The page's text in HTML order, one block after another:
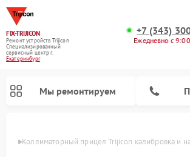
FIX-TRIJICON
Ремонт устройств Trijicon
Специализированный
cервисный центр г.
Екатеринбург
+7 (343)
Ежедневно с
Мы ремонтируем
Коллиматорный прицел Trijicon калибровка и